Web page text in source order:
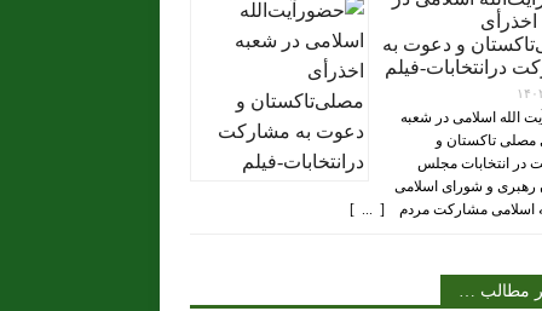
و دعوت به
درانتخابات-فیلم
۱۱
الله اسلامی در شعبه
مصلی تاکستان و
در انتخابات مجلس
رهبری و شورای اسلامی
اسلامی مشارکت مردم [ ... ]
مطالب …